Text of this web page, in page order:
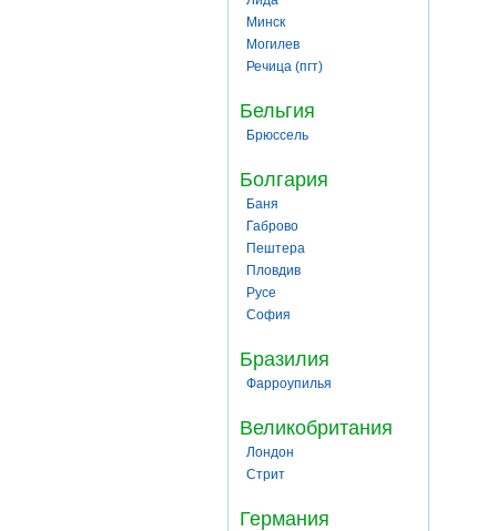
Минск
Могилев
Речица (пгт)
Бельгия
Брюссель
Болгария
Баня
Габрово
Пештера
Пловдив
Русе
София
Бразилия
Фарроупилья
Великобритания
Лондон
Стрит
Германия